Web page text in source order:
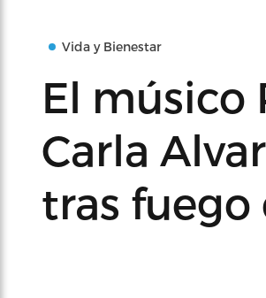
Vida y Bienestar
El músico
Carla
tras fuego